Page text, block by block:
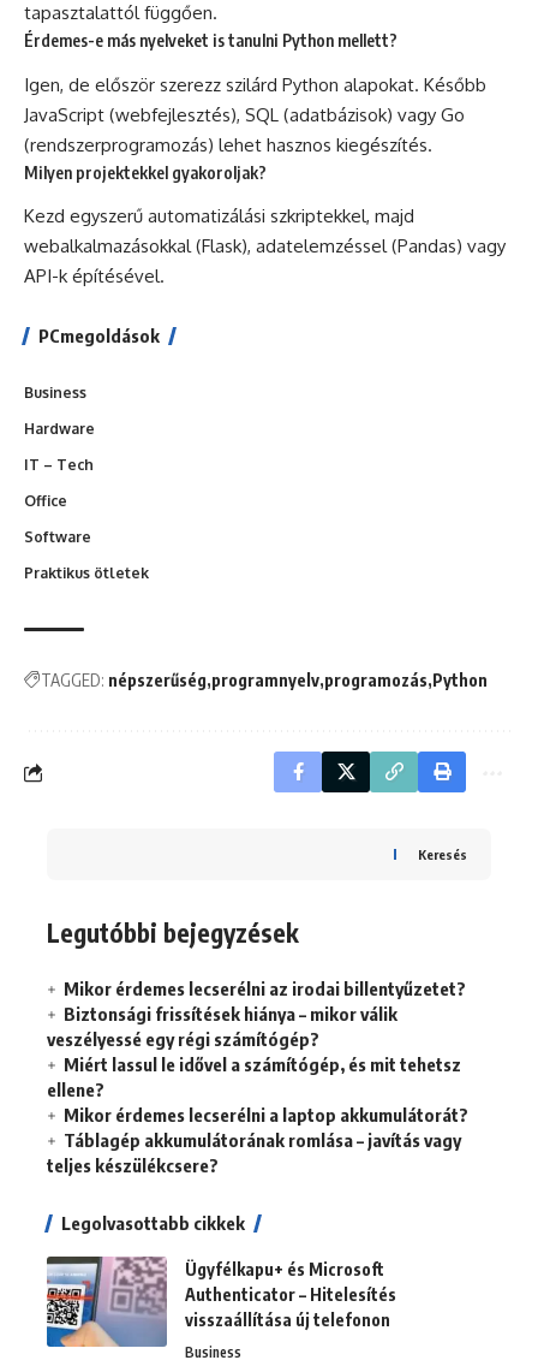
tapasztalattól függően.
Érdemes-e más nyelveket is tanulni Python mellett?
Igen, de először szerezz szilárd Python alapokat. Később
JavaScript (webfejlesztés), SQL (adatbázisok) vagy Go
(rendszerprogramozás) lehet hasznos kiegészítés.
Milyen projektekkel gyakoroljak?
Kezd egyszerű automatizálási szkriptekkel, majd
webalkalmazásokkal (Flask), adatelemzéssel (Pandas) vagy
API-k építésével.
PCmegoldások
Business
Hardware
IT – Tech
Office
Software
Praktikus ötletek
TAGGED: népszerűség programnyelv programozás Python
Keresés
Legutóbbi bejegyzések
Mikor érdemes lecserélni az irodai billentyűzetet?
Biztonsági frissítések hiánya – mikor válik
veszélyessé egy régi számítógép?
Miért lassul le idővel a számítógép, és mit tehetsz
ellene?
Mikor érdemes lecserélni a laptop akkumulátorát?
Táblagép akkumulátorának romlása – javítás vagy
teljes készülékcsere?
Legolvasottabb cikkek
Ügyfélkapu+ és Microsoft
Authenticator – Hitelesítés
visszaállítása új telefonon
Business